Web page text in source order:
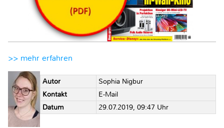
>> mehr erfahren
Autor
Sophia Nigbur
Kontakt
E-Mail
Datum
29.07.2019, 09:47 Uhr